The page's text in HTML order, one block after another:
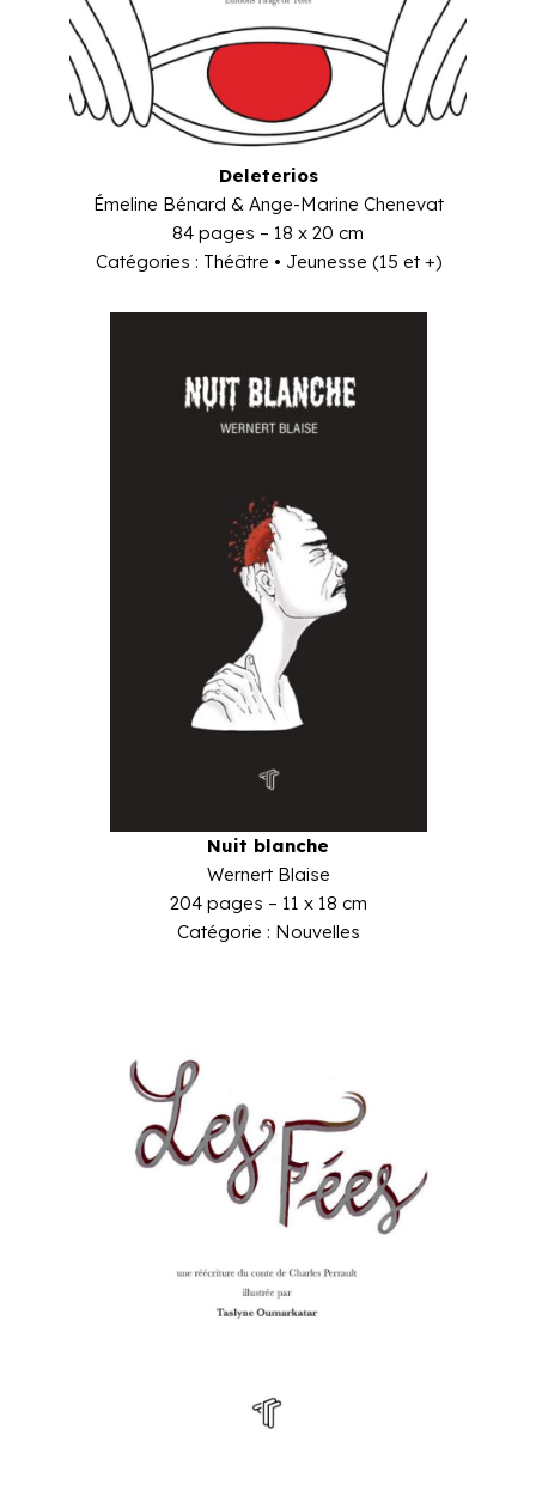
Deleterios
Émeline Bénard & Ange-Marine Chenevat
84 pages – 18 x 20 cm
Catégories : Théâtre • Jeunesse (15 et +)
Nuit blanche
Wernert Blaise
204 pages – 11 x 18 cm
Catégorie : Nouvelles